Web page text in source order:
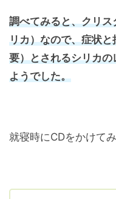
調べてみると、クリ
リカ）なので、症状
要）とされるシリカ
ようでした。
就寝時にCDをかけてみ